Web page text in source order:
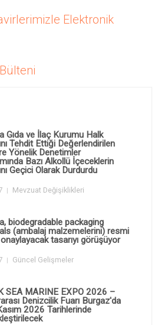
Elektronik
Gıda ve İlaç Kurumu Halk
Tehdit Ettiği Değerlendirilen
Yönelik Denetimler
Bazı Alkollü İçeceklerin
Geçici Olarak Durdurdu
Mevzuat Değişiklikleri
biodegradable packaging
(ambalaj malzemelerini) resmi
tasarıyı görüşüyor
Güncel Gelişmeler
SEA MARINE EXPO 2026 –
Denizcilik Fuarı Burgaz'da
2026 Tarihlerinde